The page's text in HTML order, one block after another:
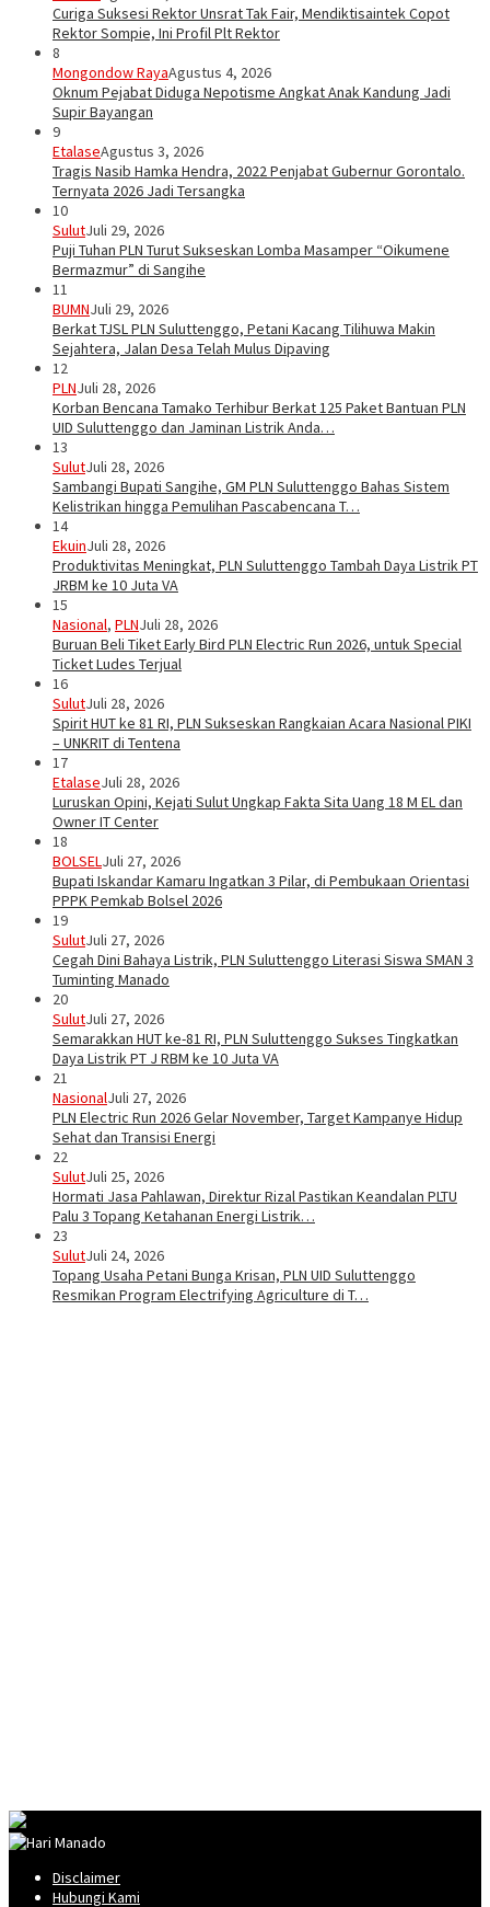
Curiga Suksesi Rektor Unsrat Tak Fair, Mendiktisaintek Copot
Rektor Sompie, Ini Profil Plt Rektor
8
Mongondow RayaAgustus 4, 2026
Oknum Pejabat Diduga Nepotisme Angkat Anak Kandung Jadi
Supir Bayangan
9
EtalaseAgustus 3, 2026
Tragis Nasib Hamka Hendra, 2022 Penjabat Gubernur Gorontalo.
Ternyata 2026 Jadi Tersangka
10
SulutJuli 29, 2026
Puji Tuhan PLN Turut Sukseskan Lomba Masamper “Oikumene
Bermazmur” di Sangihe
11
BUMNJuli 29, 2026
Berkat TJSL PLN Suluttenggo, Petani Kacang Tilihuwa Makin
Sejahtera, Jalan Desa Telah Mulus Dipaving
12
PLNJuli 28, 2026
Korban Bencana Tamako Terhibur Berkat 125 Paket Bantuan PLN
UID Suluttenggo dan Jaminan Listrik Anda…
13
SulutJuli 28, 2026
Sambangi Bupati Sangihe, GM PLN Suluttenggo Bahas Sistem
Kelistrikan hingga Pemulihan Pascabencana T…
14
EkuinJuli 28, 2026
Produktivitas Meningkat, PLN Suluttenggo Tambah Daya Listrik PT
JRBM ke 10 Juta VA
15
Nasional, PLNJuli 28, 2026
Buruan Beli Tiket Early Bird PLN Electric Run 2026, untuk Special
Ticket Ludes Terjual
16
SulutJuli 28, 2026
Spirit HUT ke 81 RI, PLN Sukseskan Rangkaian Acara Nasional PIKI
– UNKRIT di Tentena
17
EtalaseJuli 28, 2026
Luruskan Opini, Kejati Sulut Ungkap Fakta Sita Uang 18 M EL dan
Owner IT Center
18
BOLSELJuli 27, 2026
Bupati Iskandar Kamaru Ingatkan 3 Pilar, di Pembukaan Orientasi
PPPK Pemkab Bolsel 2026
19
SulutJuli 27, 2026
Cegah Dini Bahaya Listrik, PLN Suluttenggo Literasi Siswa SMAN 3
Tuminting Manado
20
SulutJuli 27, 2026
Semarakkan HUT ke-81 RI, PLN Suluttenggo Sukses Tingkatkan
Daya Listrik PT J RBM ke 10 Juta VA
21
NasionalJuli 27, 2026
PLN Electric Run 2026 Gelar November, Target Kampanye Hidup
Sehat dan Transisi Energi
22
SulutJuli 25, 2026
Hormati Jasa Pahlawan, Direktur Rizal Pastikan Keandalan PLTU
Palu 3 Topang Ketahanan Energi Listrik…
23
SulutJuli 24, 2026
Topang Usaha Petani Bunga Krisan, PLN UID Suluttenggo
Resmikan Program Electrifying Agriculture di T…
Disclaimer
Hubungi Kami